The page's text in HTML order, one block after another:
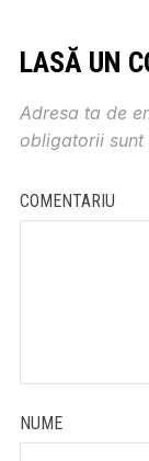
LASĂ UN
Adresa ta de
obligatorii sunt
COMENTARIU
NUME